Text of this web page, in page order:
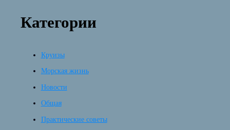
Категории
Круизы
Морская жизнь
Новости
Общая
Практические советы